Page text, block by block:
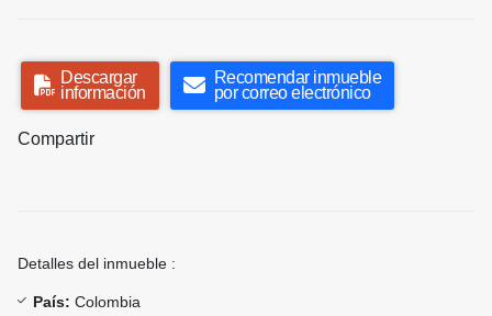
Descargar
información
Recomendar inmueble
por correo electrónico
Compartir
Detalles del inmueble :
País: Colombia